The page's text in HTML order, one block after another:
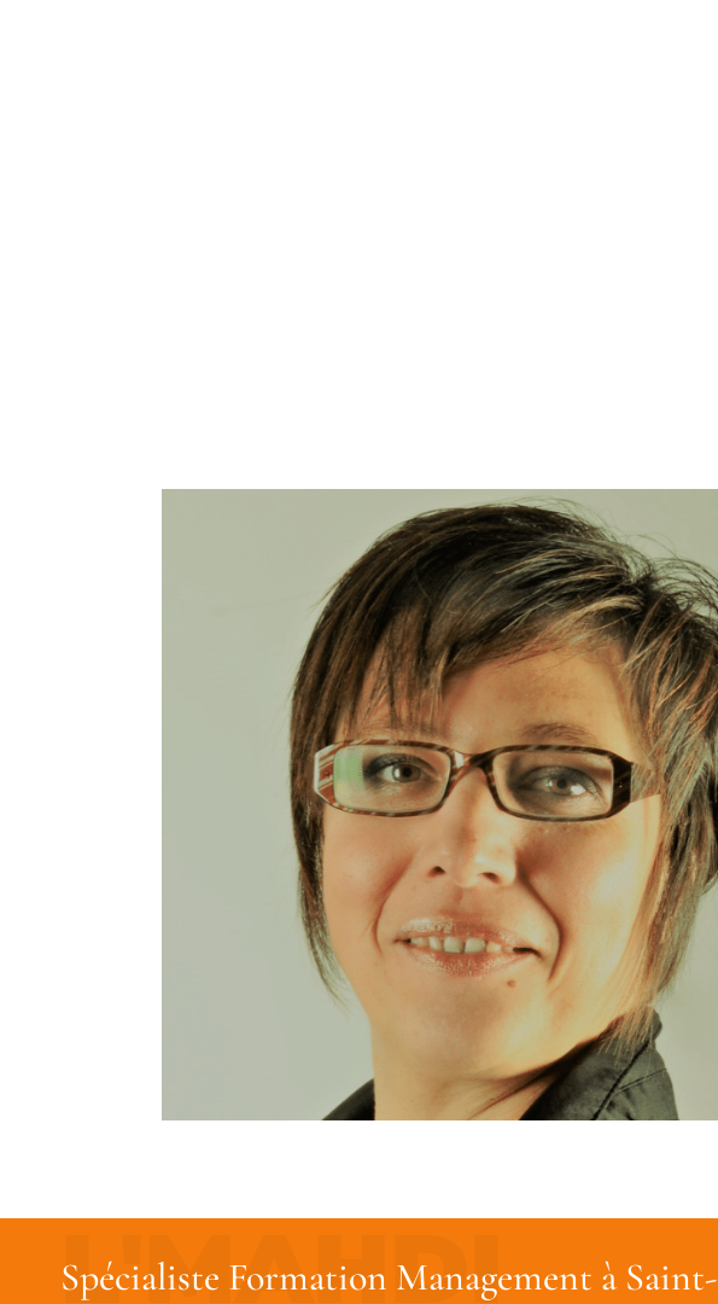
Spécialiste Formation Management à Saint-